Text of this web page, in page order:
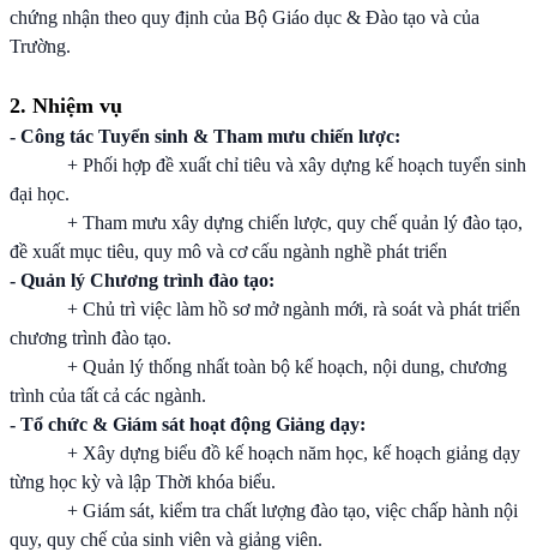
chứng nhận theo quy định của Bộ Giáo dục & Đào tạo và của
Trường.
2. Nhiệm vụ
- Công tác Tuyển sinh & Tham mưu chiến lược:
+ Phối hợp đề xuất chỉ tiêu và xây dựng kế hoạch tuyển sinh
đại học.
+ Tham mưu xây dựng chiến lược, quy chế quản lý đào tạo,
đề xuất mục tiêu, quy mô và cơ cấu ngành nghề phát triển
- Quản lý Chương trình đào tạo:
+ Chủ trì việc làm hồ sơ mở ngành mới, rà soát và phát triển
chương trình đào tạo.
+ Quản lý thống nhất toàn bộ kế hoạch, nội dung, chương
trình của tất cả các ngành.
- Tổ chức & Giám sát hoạt động Giảng dạy:
+ Xây dựng biểu đồ kế hoạch năm học, kế hoạch giảng dạy
từng học kỳ và lập Thời khóa biểu.
+ Giám sát, kiểm tra chất lượng đào tạo, việc chấp hành nội
quy, quy chế của sinh viên và giảng viên.